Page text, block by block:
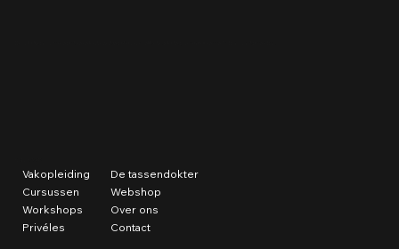
Vakopleiding
Cursussen
Workshops
Privéles
De tassendokter
Webshop
Over ons
Contact